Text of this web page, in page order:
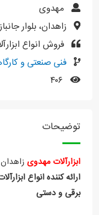
مهدوی
زاهدان، بلوار
فروش انواع
فنی صنعتی و
توضیحات
ابزارآلات مهدوی زاهدان
ارائه کننده انواع
برقی و دستی